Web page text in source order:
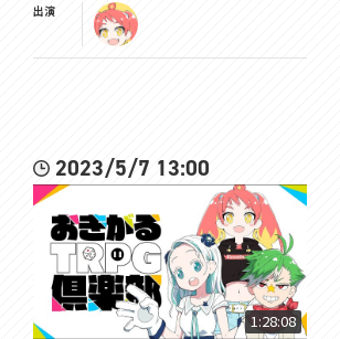
出演
2023/5/7 13:00
1:28:08